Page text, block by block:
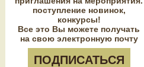
поступление новинок,
конкурсы!
Все это Вы можете получать
на свою электронную почту
ПОДПИСАТЬСЯ